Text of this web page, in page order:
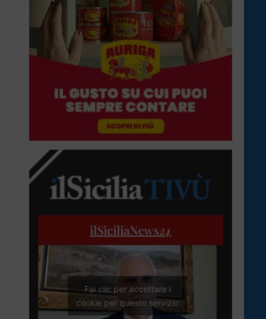
ilSiciliaNews24
Fai clic per accettare i
cookie per questo servizio